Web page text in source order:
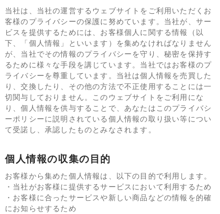
当社は、当社の運営するウェブサイトをご利用いただくお
客様のプライバシーの保護に努めています。当社が、サー
ビスを提供するためには、お客様個人に関する情報（以
下、「個人情報」といいます）を集めなければなりません
が、当社でその情報のプライバシーを守り、秘密を保持す
るために様々な手段を講じています。当社ではお客様のプ
ライバシーを尊重しています。当社は個人情報を売買した
り、交換したり、その他の方法で不正使用することには一
切関与しておりません。このウェブサイトをご利用にな
り、個人情報を供与することで、あなたはこのプライバシ
ーポリシーに説明されている個人情報の取り扱い等につい
て受諾し、承認したものとみなされます。
個人情報の収集の目的
お客様から集めた個人情報は、以下の目的で利用します。
・当社がお客様に提供するサービスにおいて利用するため
・お客様に合ったサービスや新しい商品などの情報を的確
にお知らせするため